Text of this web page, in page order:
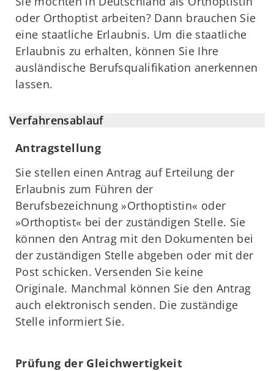
oder Orthoptist arbeiten? Dann brauchen Sie
eine staatliche Erlaubnis. Um die staatliche
Erlaubnis zu erhalten, können Sie Ihre
ausländische Berufsqualifikation anerkennen
lassen.
Verfahrensablauf
Antragstellung
Sie stellen einen Antrag auf Erteilung der
Erlaubnis zum Führen der
Berufsbezeichnung »Orthoptistin« oder
»Orthoptist« bei der zuständigen Stelle. Sie
können den Antrag mit den Dokumenten bei
der zuständigen Stelle abgeben oder mit der
Post schicken. Versenden Sie keine
Originale. Manchmal können Sie den Antrag
auch elektronisch senden. Die zuständige
Stelle informiert Sie.
Prüfung der Gleichwertigkeit